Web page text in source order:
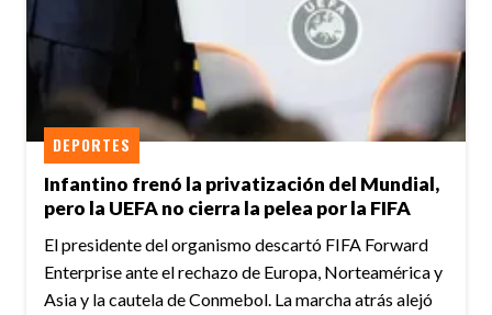
Infantino frenó la privatización del Mundial,
pero la UEFA no cierra la pelea por la FIFA
DEPORTES
El presidente del organismo descartó FIFA Forward
Enterprise ante el rechazo de Europa, Norteamérica y
Asia y la cautela de Conmebol. La marcha atrás alejó